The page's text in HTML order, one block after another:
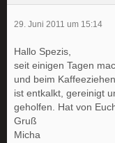
29. Juni 2011 um 15:14
Hallo Spezis,
seit einigen Tagen
und beim
ist entkalkt, gereinigt
geholfen. Hat von
Gruß
Micha